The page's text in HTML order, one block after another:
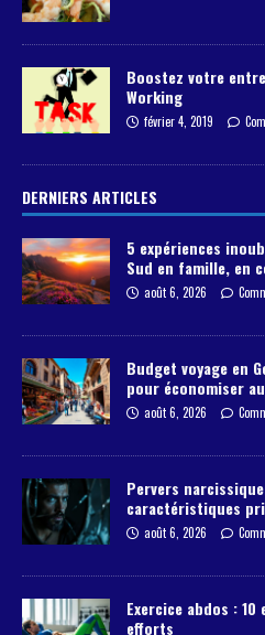
Boostez votre
Working
février 4, 2019
DERNIERS ARTICLES
5 expériences
Sud en famille, en
août 6, 2026
Budget voyage en
pour économiser
août 6, 2026
Pervers
caractéristiques
août 6, 2026
Exercice abdos :
efforts